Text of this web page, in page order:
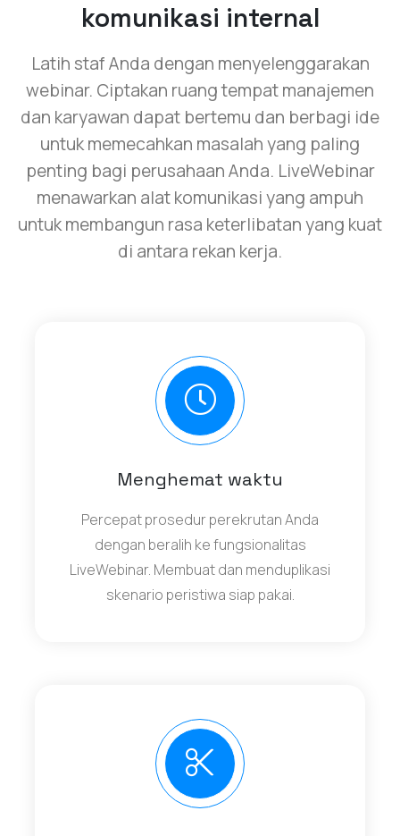
komunikasi internal
Latih staf Anda dengan menyelenggarakan
webinar. Ciptakan ruang tempat manajemen
dan karyawan dapat bertemu dan berbagi ide
untuk memecahkan masalah yang paling
penting bagi perusahaan Anda. LiveWebinar
menawarkan alat komunikasi yang ampuh
untuk membangun rasa keterlibatan yang kuat
di antara rekan kerja.
Menghemat waktu
Percepat prosedur perekrutan Anda
dengan beralih ke fungsionalitas
LiveWebinar. Membuat dan menduplikasi
skenario peristiwa siap pakai.